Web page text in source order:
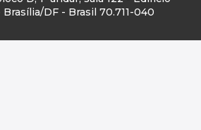
DF - Brasil 70.711-040